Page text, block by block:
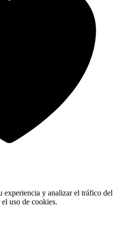
experiencia y analizar el tráfico del
uso de cookies.